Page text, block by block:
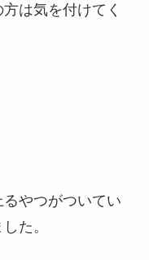
は気を付けてく
やつがついてい
た。